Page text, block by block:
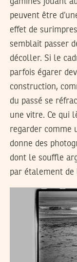
peuvent être
effet de
semblait passer
décoller. Si le
parfois égarer
construction,
du passé se
une vitre. Ce qui
regarder comme
donne des
dont le souffle
par étalement de